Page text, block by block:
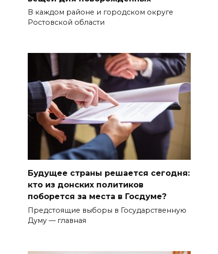
В каждом районе и городском округе
Ростовской области
Будущее страны решается сегодня:
кто из донских политиков
поборется за места в Госдуме?
Предстоящие выборы в Государственную
Думу — главная